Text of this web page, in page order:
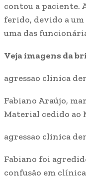
contou a paciente.
ferido, devido a
uma das
Veja imagens da
agressao clinica
Fabiano Araújo,
Material cedido ao
agressao clinica
Fabiano foi
confusão em clínica